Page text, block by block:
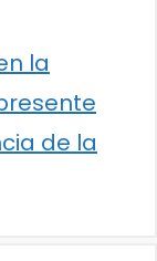
la
de la